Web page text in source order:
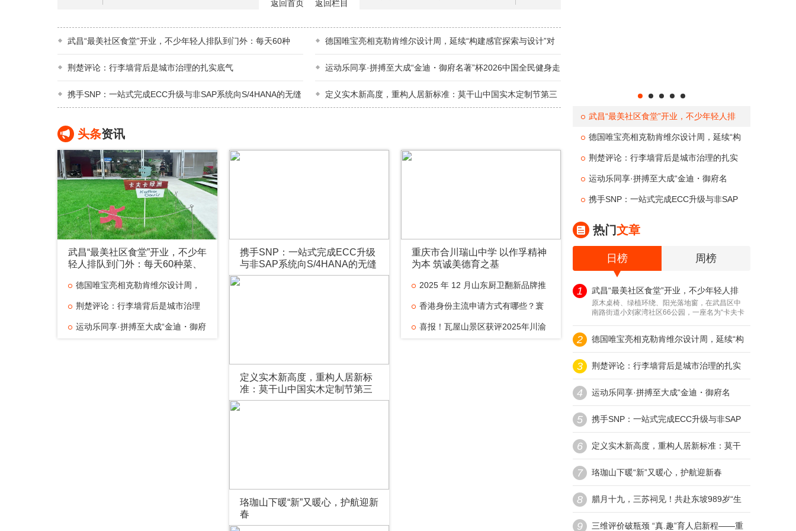
返回首页 返回栏目
武昌“最美社区食堂”开业，不少年轻人排队到门外：每天60种
菜、2.58元/两，“比外卖香”
德国唯宝亮相克勒肯维尔设计周，延续“构建感官探索与设计”对
话
荆楚评论：行李墙背后是城市治理的扎实底气 运动乐同享·拼搏至大成“金迪・御府名著”杯2026中国全民健身走
（跑）大赛（四川・乐至站）全国百城联
携手SNP：一站式完成ECC升级与非SAP系统向S/4HANA的无缝 定义实木新高度，重构人居新标准：莫干山中国实木定制节第三
头条资讯
武昌“最美社区食堂”开业，不少年
轻人排队到门外：每天60种菜、
德国唯宝亮相克勒肯维尔设计周，
延续“构建感官探索与设计”对话
荆楚评论：行李墙背后是城市治理
的扎实底气
运动乐同享·拼搏至大成“金迪・御府
携手SNP：一站式完成ECC升级
与非SAP系统向S/4HANA的无缝
整合
定义实木新高度，重构人居新标
准：莫干山中国实木定制节第三
季暨实木“好房子”7M标准发布会
珞珈山下暖“新”又暖心，护航迎新
春
重庆市合川瑞山中学 以作孚精神
为本 筑诚美德育之基
2025 年 12 月山东厨卫翻新品牌推
荐：口碑盘点 + 3000 万家庭实测选购
指南
香港身份主流申请方式有哪些？寰
行盛世解读政策红利与实操要点
喜报！瓦屋山景区获评2025年川渝
武昌“最美社区食堂”开业，不少年轻人排
队到门外：每天60种菜、2.58元/两，“比外
卖香”
德国唯宝亮相克勒肯维尔设计周，延续“构
建感官探索与设计”对话
荆楚评论：行李墙背后是城市治理的扎实
底气运动乐同享·拼搏至大成“金迪・御府名
著”杯2026中国全民健身走（跑）大赛（四
川・乐至站）全国百城联
携手SNP：一站式完成ECC升级与非SAP
系统向S/4HANA的无缝整合
热门文章
日榜 周榜
1 武昌“最美社区食堂”开业，不少年轻人排
队到门外：每天60种菜、2.58元/两，“比
外卖香”
原木桌椅、绿植环绕、阳光落地窗，在武昌区中
南路街道小刘家湾社区66公园，一座名为“卡夫卡
2 德国唯宝亮相克勒肯维尔设计周，延续“构
建感官探索与设计”对话
3 荆楚评论：行李墙背后是城市治理的扎实
底气
4 运动乐同享·拼搏至大成“金迪・御府名
著”杯2026中国全民健身走（跑）大赛
（四川・乐至站）全国百城联
5 携手SNP：一站式完成ECC升级与非SAP
系统向S/4HANA的无缝整合
6 定义实木新高度，重构人居新标准：莫干
山中国实木定制节第三季暨实木“好房
子”7M标准发布会在德清盛大举
7 珞珈山下暖“新”又暖心，护航迎新春
8 腊月十九，三苏祠见！共赴东坡989岁“生
日会”
9 三维评价破瓶颈 “真.趣”育人启新程——重